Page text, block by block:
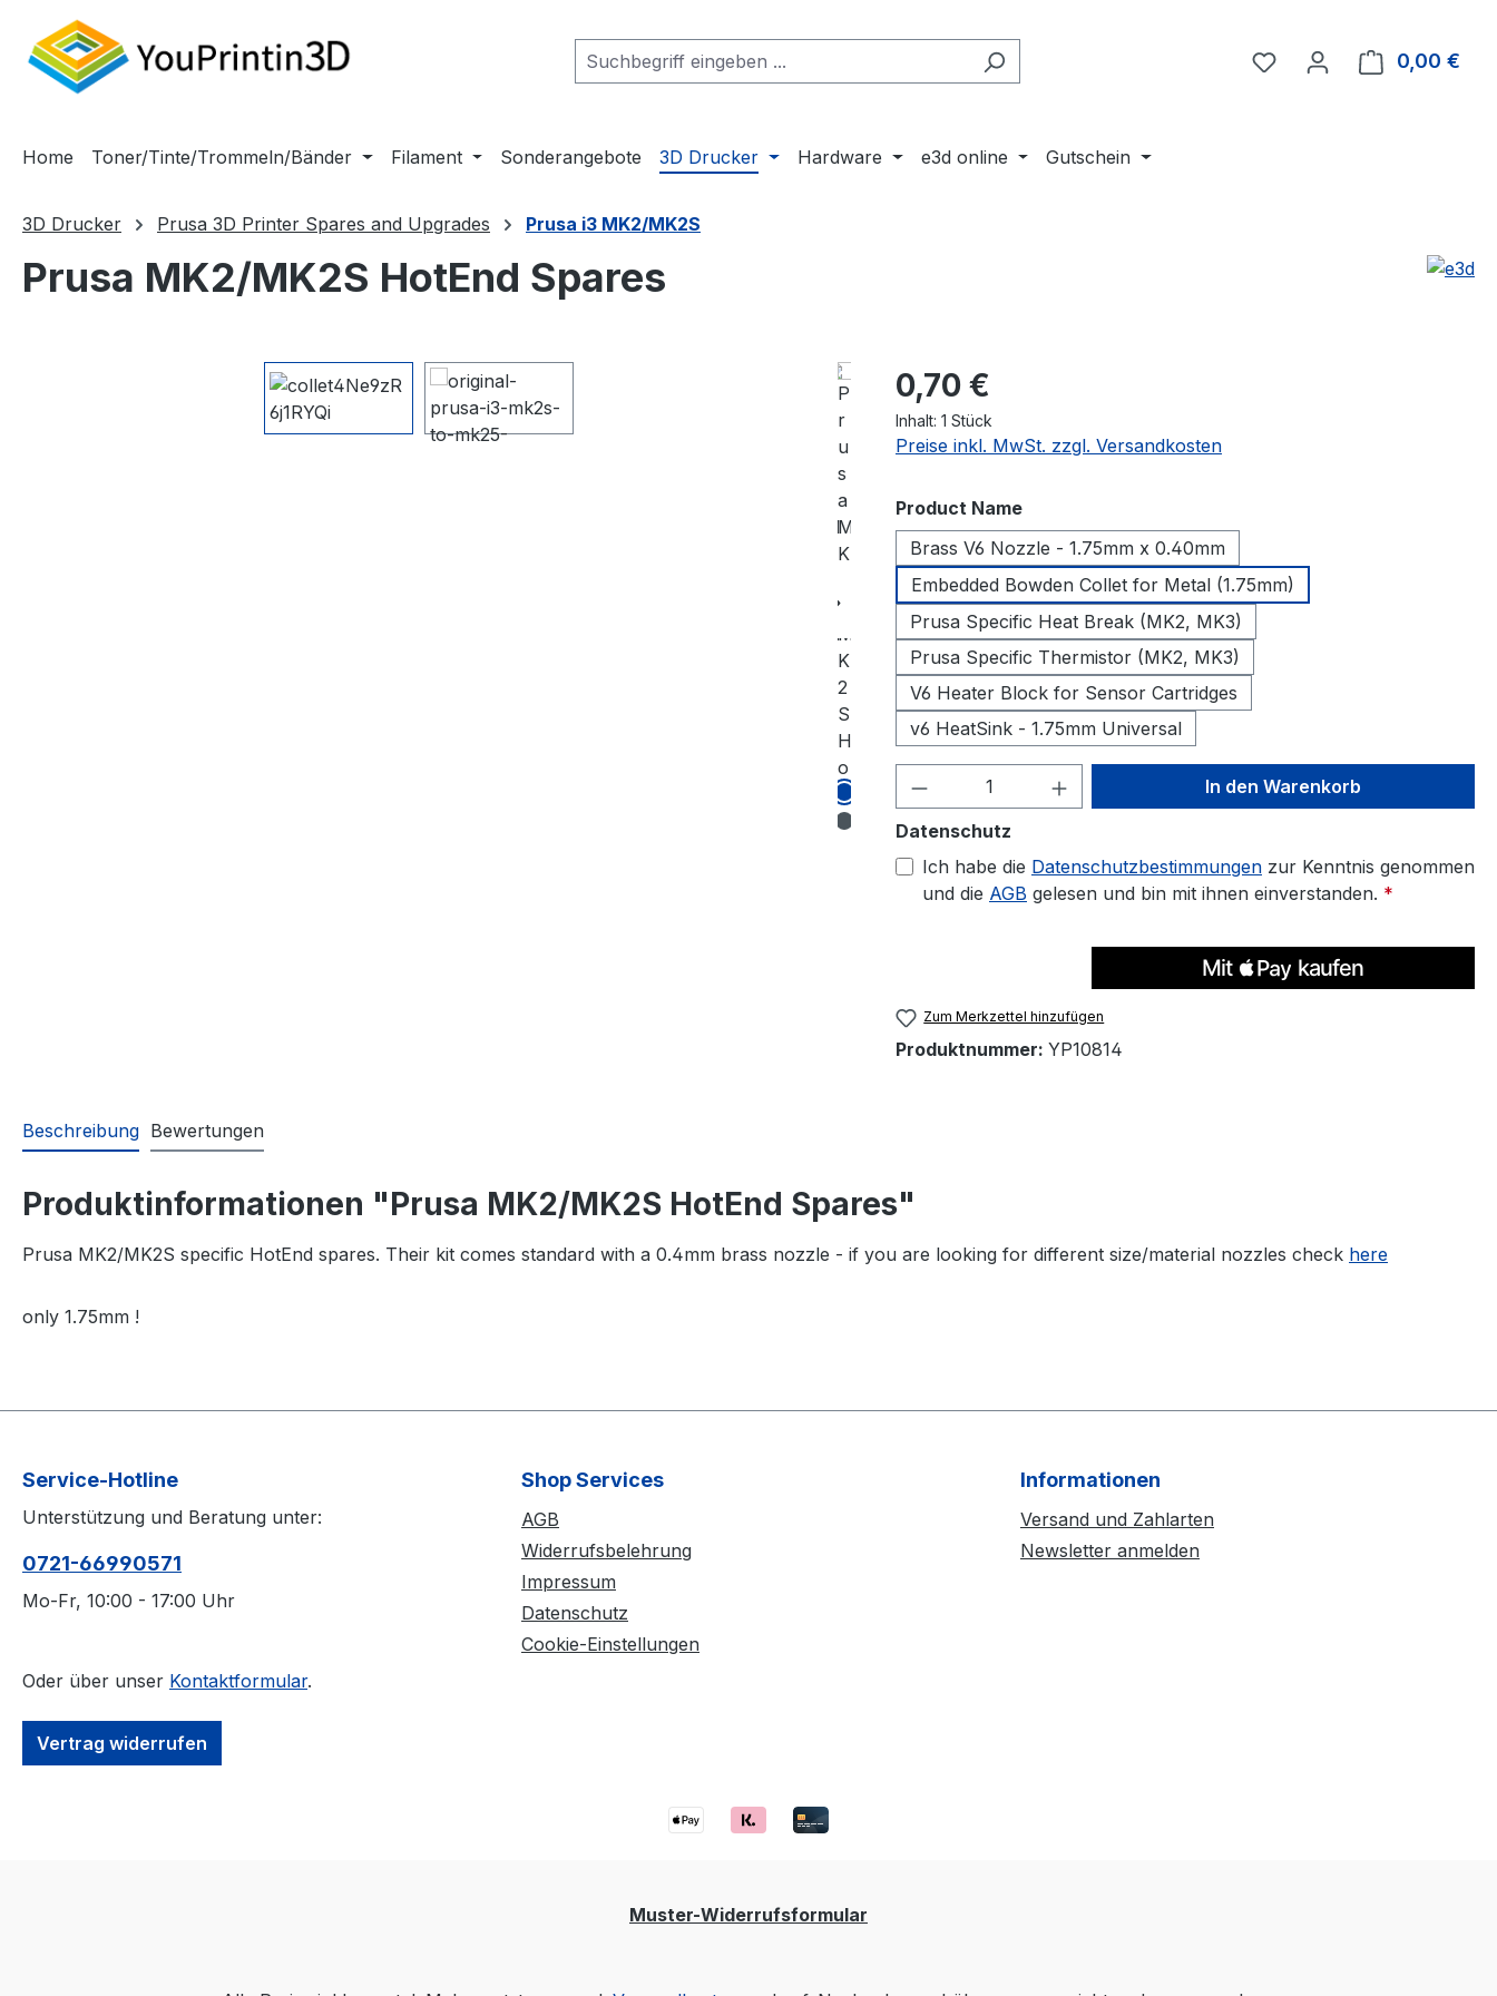
Hauptinhalt springen
Zur Suche springen
Zur Hauptnavigation springen
Du hast 0 Produkte auf
0,00 €
Home Toner/Tinte/Trommeln/Bänder Filament Sonderangebote 3D Drucker Hardware e3d online Gutschein
3D Drucker Prusa 3D Printer Spares and Upgrades Prusa i3 MK2/MK2S
Prusa MK2/MK2S HotEnd Spares
Regulärer Preis:
0,70 €
Inhalt: 1 Stück
Preise inkl. MwSt. zzgl. Versandkosten
Product Nameauswählen
Brass V6 Nozzle - 1.75mm x 0.40mm
Embedded Bowden Collet for Metal (1.75mm)
Prusa Specific Heat Break (MK2, MK3)
Prusa Specific Thermistor (MK2, MK3)
V6 Heater Block for Sensor Cartridges
v6 HeatSink - 1.75mm Universal
Produkt Anzahl: Gib den gewünschten Wert
In den Warenkorb
Datenschutz
Ich habe die Datenschutzbestimmungen zur Kenntnis genommen
und die AGB gelesen und bin mit ihnen einverstanden. *
Zum Merkzettel hinzufügen
Produktnummer: YP10814
Beschreibung Bewertungen
Produktinformationen "Prusa MK2/MK2S HotEnd Spares"
Prusa MK2/MK2S specific HotEnd spares. Their kit comes standard with a 0.4mm brass nozzle - if you are looking for different size/material nozzles check here
only 1.75mm !
Service-Hotline
Unterstützung und Beratung unter:
0721-66990571
Mo-Fr, 10:00 - 17:00 Uhr
Oder über unser Kontaktformular.
Vertrag widerrufen
Shop Services
AGB
Widerrufsbelehrung
Impressum
Datenschutz
Cookie-Einstellungen
Informationen
Versand und Zahlarten
Newsletter anmelden
Muster-Widerrufsformular